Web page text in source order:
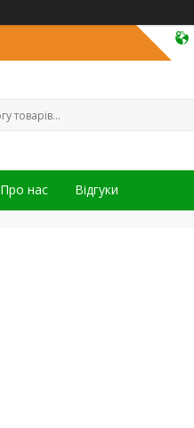
Про нас Відгуки